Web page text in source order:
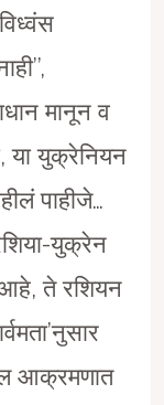
मानून व
या युक्रेनियन
पाहीजे…
युक्रेन
आहे, ते रशियन
आक्रमणात